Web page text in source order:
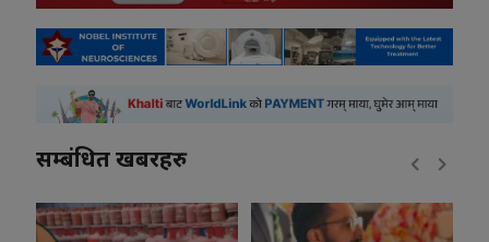
सम्बंधित खबरहरु